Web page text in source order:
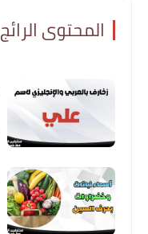
المحتوى الرائج